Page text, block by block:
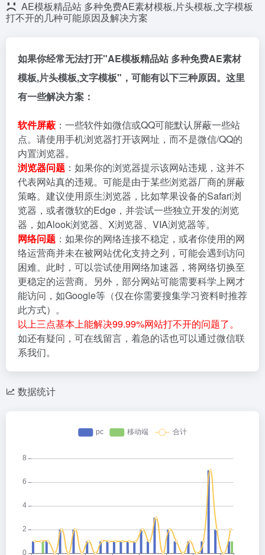
AE模板精品站 多种免费AE素材模板,片头模板,文字模板
打不开的几种可能原因及解决方案
如果你经常无法打开"AE模板精品站 多种免费AE素材
模板,片头模板,文字模板"，可能有以下三种原因。这里
有一些解决方案：
软件屏蔽 ：一些软件如微信或QQ可能默认屏蔽一些站
点。请使用手机浏览器打开该网址，而不是微信/QQ的
内置浏览器。
浏览器问题 ：如果你的浏览器提示该网站违规，这并不
代表网站真的违规。可能是由于某些浏览器厂商的屏蔽
策略。建议使用原生浏览器，比如苹果设备的Safari浏
览器，或者微软的Edge，并尝试一些独立开发的浏览
器，如Alook浏览器、X浏览器、VIA浏览器等。
网络问题 ：如果你的网络连接不稳定，或者你使用的网
络运营商并未在被网站优化支持之列，可能会遇到访问
困难。此时，可以尝试使用网络加速器，将网络切换至
更稳定的运营商。另外，部分网站可能需要科学上网才
能访问，如Google等（仅在你需要搜集学习资料时推荐
此方式）。
以上三点基本上能解决99.99%网站打不开的问题了。
如还有疑问，可在线留言，着急的话也可以通过微信联
系我们。
数据统计